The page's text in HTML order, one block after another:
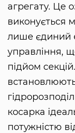
агрегату. Це
виконується
лише єдиний
управління,
підйом
косарка
потужністю